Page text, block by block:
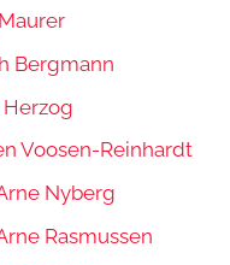
Bergmann
Herzog
Voosen-Reinhardt
Nyberg
Rasmussen